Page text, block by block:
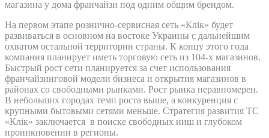
магазина у дома франчайзи под одним общим брендом.
На первом этапе рознично-сервисная сеть «Клiк» будет
развиваться в основном на востоке Украины с дальнейшим
охватом остальной территории страны. К концу этого года
компания планирует иметь торговую сеть из 104-х магазинов.
Быстрый рост сети планируется за счет использования
франчайзинговой модели бизнеса и открытия магазинов в
районах со свободными рынками. Рост рынка неравномерен.
В небольших городах темп роста выше, а конкуренция с
крупными бытовыми сетями меньше. Стратегия развития ТС
«Клiк» заключается в поиске свободных ниш и глубоком
проникновении в регионы.